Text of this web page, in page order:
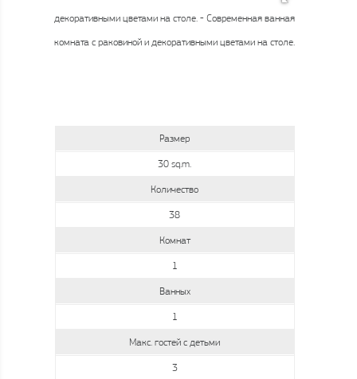
Размер
30 sq.m.
Количество
38
Комнат
1
Ванных
1
Макс. гостей с детьми
3